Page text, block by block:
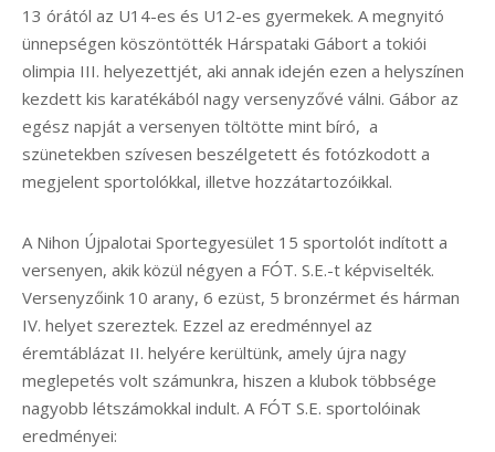
13 órától az U14-es és U12-es gyermekek. A megnyitó
ünnepségen köszöntötték Hárspataki Gábort a tokiói
olimpia III. helyezettjét, aki annak idején ezen a helyszínen
kezdett kis karatékából nagy versenyzővé válni. Gábor az
egész napját a versenyen töltötte mint bíró, a
szünetekben szívesen beszélgetett és fotózkodott a
megjelent sportolókkal, illetve hozzátartozóikkal.
A Nihon Újpalotai Sportegyesület 15 sportolót indított a
versenyen, akik közül négyen a FÓT. S.E.-t képviselték.
Versenyzőink 10 arany, 6 ezüst, 5 bronzérmet és hárman
IV. helyet szereztek. Ezzel az eredménnyel az
éremtáblázat II. helyére kerültünk, amely újra nagy
meglepetés volt számunkra, hiszen a klubok többsége
nagyobb létszámokkal indult. A FÓT S.E. sportolóinak
eredményei: